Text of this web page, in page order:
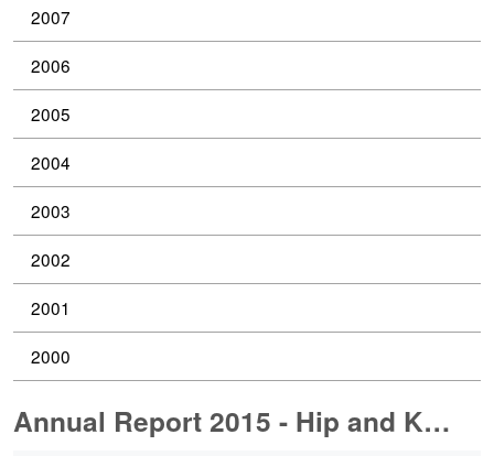
2007
2006
2005
2004
2003
2002
2001
2000
Annual Report 2015 - Hip and Knee Arthroplasty